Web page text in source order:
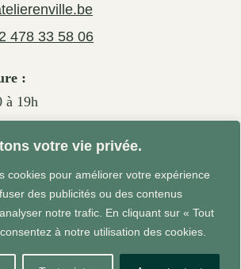
votre vie privée.
cookies pour améliorer votre expérience
des publicités ou des contenus
notre trafic. En cliquant sur « Tout
à notre utilisation des cookies.
478 33 58 06
:
à 19h
à 19h30
à 19h
Site web réalisé par Agrum'ent -